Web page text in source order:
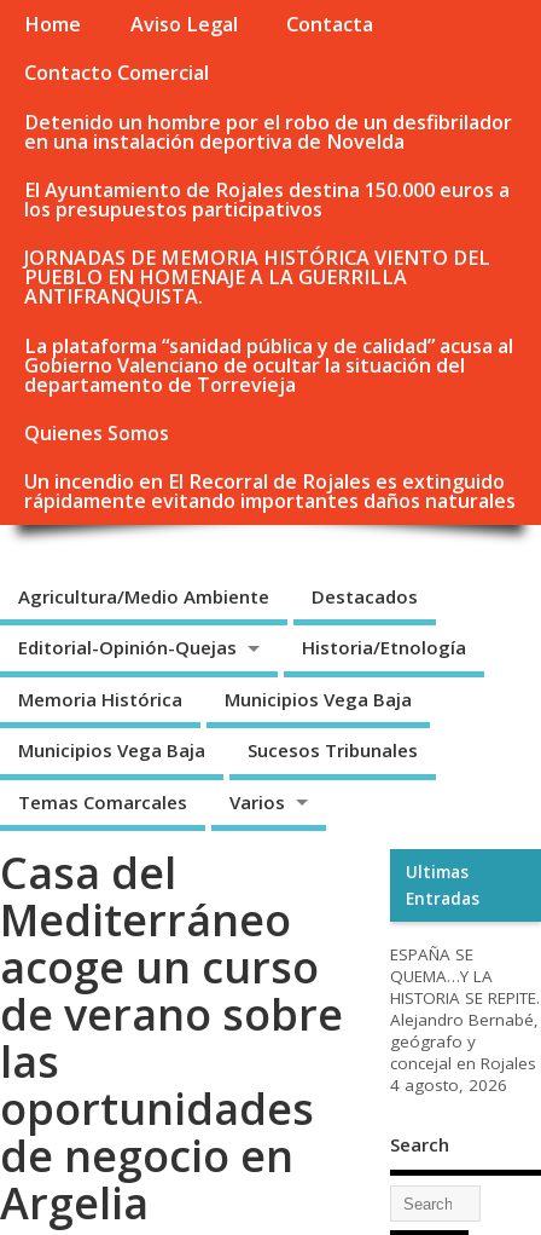
Home Aviso Legal
Contacta
Contacto Comercial
Detenido un hombre por el robo de un desfibrilador
en una instalación deportiva de Novelda
El Ayuntamiento de Rojales destina 150.000 euros a
los presupuestos participativos
JORNADAS DE MEMORIA HISTÓRICA VIENTO DEL
PUEBLO EN HOMENAJE A LA GUERRILLA
ANTIFRANQUISTA.
La plataforma “sanidad pública y de calidad” acusa al
Gobierno Valenciano de ocultar la situación del
departamento de Torrevieja
Quienes Somos
Un incendio en El Recorral de Rojales es extinguido
rápidamente evitando importantes daños naturales
Agricultura/Medio Ambiente Destacados
Editorial-Opinión-Quejas Historia/Etnología
Memoria Histórica Municipios Vega Baja
Municipios Vega Baja Sucesos Tribunales
Temas Comarcales Varios
Casa del
Mediterráneo
acoge un curso
de verano sobre
las
oportunidades
de negocio en
Argelia
Ultimas
Entradas
ESPAÑA SE
QUEMA…Y LA
HISTORIA SE REPITE.
Alejandro Bernabé,
geógrafo y
concejal en Rojales
4 agosto, 2026
Search